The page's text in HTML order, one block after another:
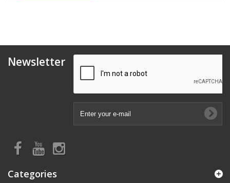
Newsletter
Categories